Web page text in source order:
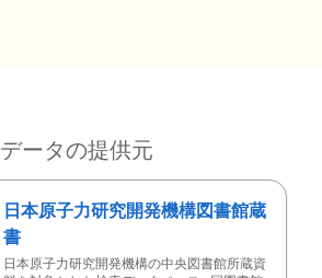
データの提供元
日本原子力研究開発機構図書館蔵
書
日本原子力研究開発機構の中央図書館所蔵資